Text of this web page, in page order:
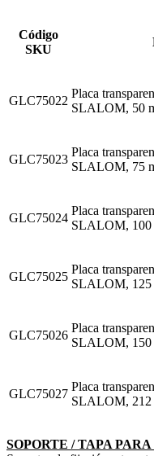
Código
SKU
GLC75022
Placa
SLALOM, 50
GLC75023
Placa
SLALOM, 75
GLC75024
Placa
SLALOM, 100
GLC75025
Placa
SLALOM, 125
GLC75026
Placa
SLALOM, 150
GLC75027
Placa
SLALOM, 212
SOPORTE / TAPA